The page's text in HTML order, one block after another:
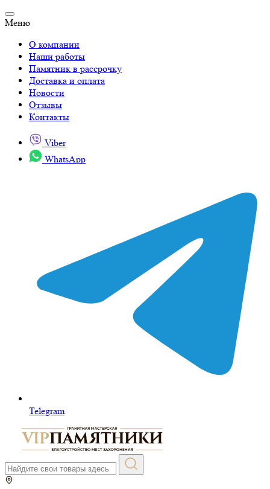
Меню
О компании
Наши работы
Памятник в рассрочку
Доставка и оплата
Новости
Отзывы
Контакты
Viber
WhatsApp
Telegram